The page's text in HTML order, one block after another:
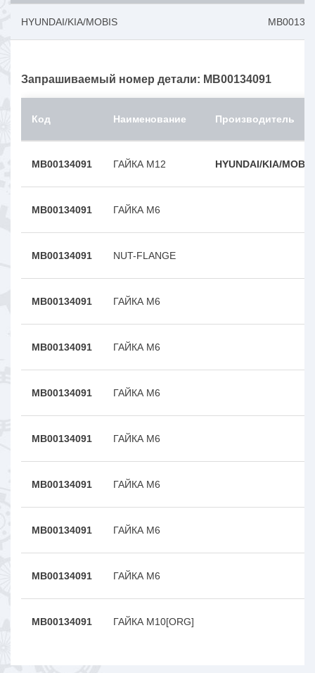
HYUNDAI/KIA/MOBIS
Запрашиваемый номер детали: MB00134091
Код Наименование Производитель
MB00134091 ГАЙКА M12 HYUNDAI/KIA/MOBIS
MB00134091 ГАЙКА M6
MB00134091 NUT-FLANGE
MB00134091 ГАЙКА M6
MB00134091 ГАЙКА M6
MB00134091 ГАЙКА M6
MB00134091 ГАЙКА M6
MB00134091 ГАЙКА M6
MB00134091 ГАЙКА M6
MB00134091 ГАЙКА M6
MB00134091 ГАЙКА М10[ORG]